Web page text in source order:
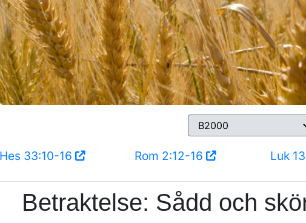
Hes 33:10-16 Rom 2:12-16 Luk
Betraktelse: Sådd och